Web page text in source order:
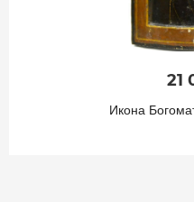
21
Икона